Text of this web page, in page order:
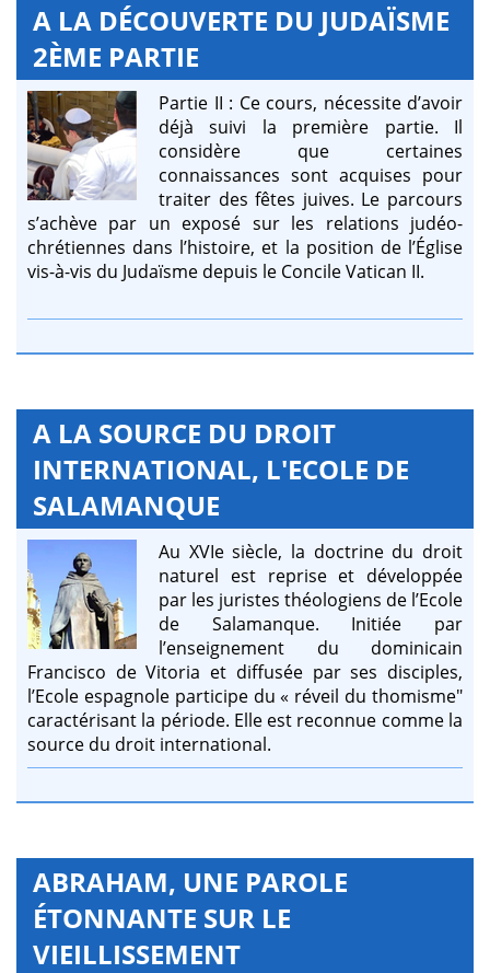
A LA DÉCOUVERTE DU JUDAÏSME
2ÈME PARTIE
Partie II : Ce cours, nécessite d’avoir
déjà suivi la première partie. Il
considère que certaines
connaissances sont acquises pour
traiter des fêtes juives. Le parcours
s’achève par un exposé sur les relations judéo-
chrétiennes dans l’histoire, et la position de l’Église
vis-à-vis du Judaïsme depuis le Concile Vatican II.
A LA SOURCE DU DROIT
INTERNATIONAL, L'ECOLE DE
SALAMANQUE
Au XVIe siècle, la doctrine du droit
naturel est reprise et développée
par les juristes théologiens de l’Ecole
de Salamanque. Initiée par
l’enseignement du dominicain
Francisco de Vitoria et diffusée par ses disciples,
l’Ecole espagnole participe du « réveil du thomisme"
caractérisant la période. Elle est reconnue comme la
source du droit international.
ABRAHAM, UNE PAROLE
ÉTONNANTE SUR LE
VIEILLISSEMENT